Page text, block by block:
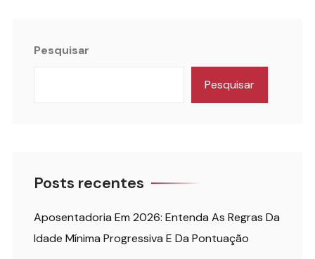
Pesquisar
Pesquisar
Posts recentes
Aposentadoria Em 2026: Entenda As Regras Da
Idade Mínima Progressiva E Da Pontuação